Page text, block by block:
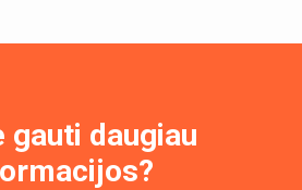
gauti daugiau